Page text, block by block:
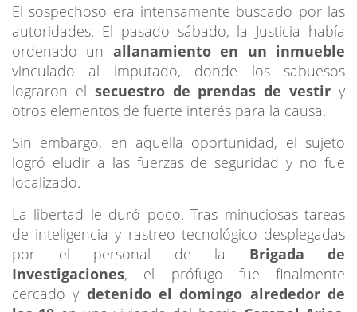
El sospechoso era intensamente buscado por las
autoridades. El pasado sábado, la Justicia había
ordenado un allanamiento en un inmueble
vinculado al imputado, donde los sabuesos
lograron el secuestro de prendas de vestir y
otros elementos de fuerte interés para la causa.
Sin embargo, en aquella oportunidad, el sujeto
logró eludir a las fuerzas de seguridad y no fue
localizado.
La libertad le duró poco. Tras minuciosas tareas
de inteligencia y rastreo tecnológico desplegadas
por el personal de la Brigada de
Investigaciones, el prófugo fue finalmente
cercado y detenido el domingo alrededor de